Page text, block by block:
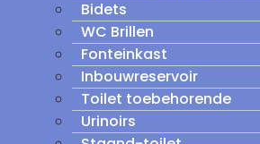
Bidets
WC Brillen
Fonteinkast
Inbouwreservoir
Toilet toebehorende
Urinoirs